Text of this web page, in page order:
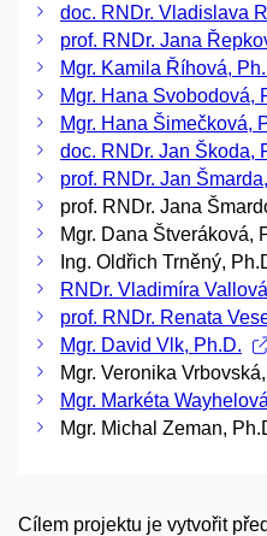
doc. RNDr. Vladislava
prof. RNDr. Jana
Mgr. Kamila Říhová,
Mgr. Hana Svobodová,
Mgr. Hana Šimečková,
doc. RNDr. Jan Škoda,
prof. RNDr. Jan
prof. RNDr. Jana
Mgr. Dana Štveráková,
Ing. Oldřich Trněný,
RNDr. Vladimíra
prof. RNDr. Renata
Mgr. David Vlk, Ph.D.
Mgr. Veronika
Mgr. Markéta
Mgr. Michal Zeman,
Cílem projektu je vytvořit